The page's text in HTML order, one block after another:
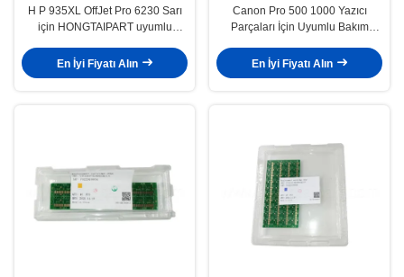
H P 935XL OffJet Pro 6230 Sarı
için HONGTAIPART uyumlu
(Y)
En İyi Fiyatı Alın
Canon Pro 500 1000 Yazıcı
Parçaları İçin Uyumlu Bakım
En İyi Fiyatı Alın